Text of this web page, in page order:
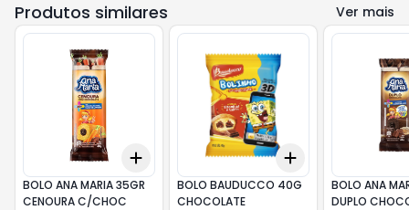
Produtos similares Ver mais
+10
Add
BOLO ANA MARIA 35GR
CENOURA C/CHOC
Add
BOLO BAUDUCCO 40G
CHOCOLATE
BOLO ANA
DUPLO